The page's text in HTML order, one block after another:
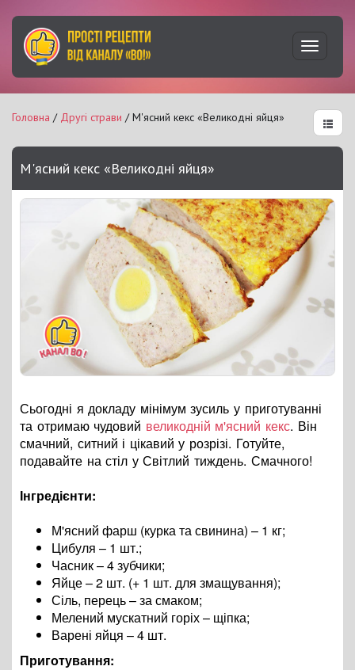
Головна / Другі страви / М'ясний кекс «Великодні яйця»
М'ясний кекс «Великодні яйця»
Сьогодні я докладу мінімум зусиль у приготуванні
та отримаю чудовий великодній м'ясний кекс. Він
смачний, ситний і цікавий у розрізі. Готуйте,
подавайте на стіл у Світлий тиждень. Смачного!
Інгредієнти:
М'ясний фарш (курка та свинина) – 1 кг;
Цибуля – 1 шт.;
Часник – 4 зубчики;
Яйце – 2 шт. (+ 1 шт. для змащування);
Сіль, перець – за смаком;
Мелений мускатний горіх – щіпка;
Варені яйця – 4 шт.
Приготування: